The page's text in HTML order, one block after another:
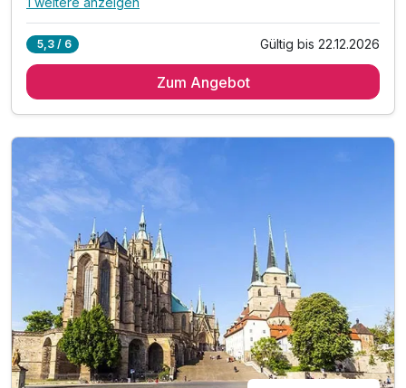
Alle Inklusivleistungen
2 x reichhaltiges Frühstücksbuffet
inkl. W-LAN Nutzung im Hotel
5,3 / 6 Gültig bis 22.12.2026
Zum Angebot